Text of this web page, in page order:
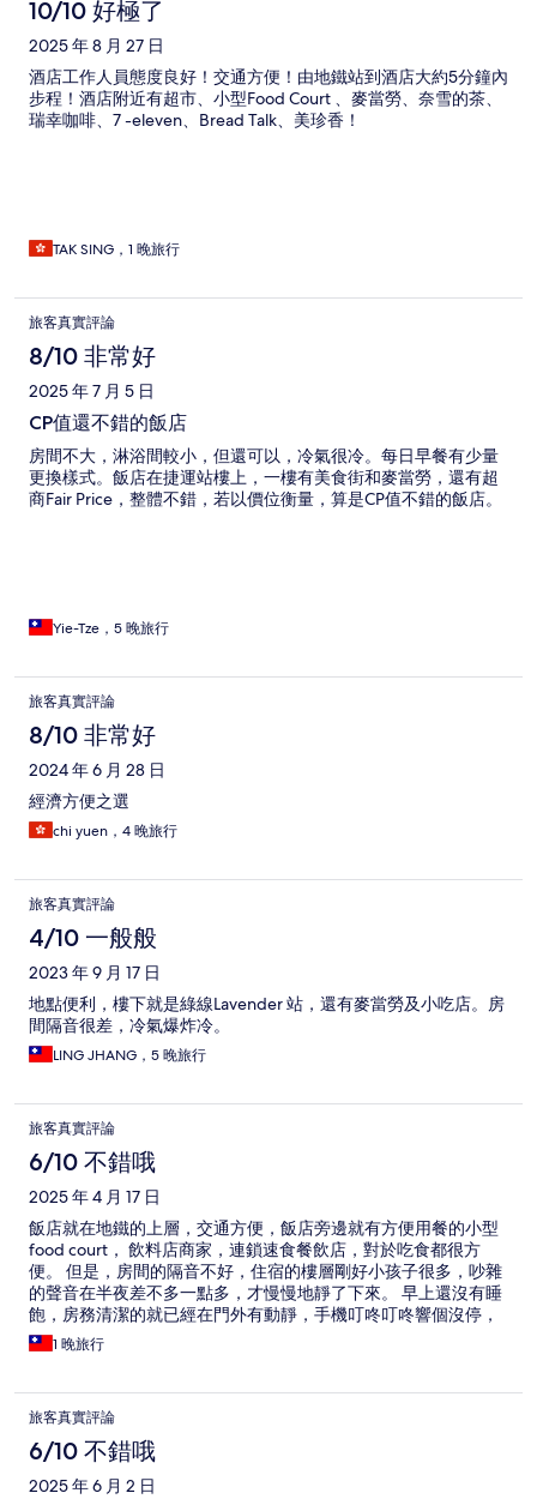
10/10 好極了
2025 年 8 月 27 日
酒店工作人員態度良好！交通方便！由地鐵站到酒店大約5分鐘內
步程！酒店附近有超市、小型Food Court 、麥當勞、奈雪的茶、
瑞幸咖啡、7 -eleven、Bread Talk、美珍香！
TAK SING，1 晚旅行
旅客真實評論
8/10 非常好
2025 年 7 月 5 日
CP值還不錯的飯店
房間不大，淋浴間較小，但還可以，冷氣很冷。每日早餐有少量
更換樣式。飯店在捷運站樓上，一樓有美食街和麥當勞，還有超
商Fair Price，整體不錯，若以價位衡量，算是CP值不錯的飯店。
Yie-Tze，5 晚旅行
旅客真實評論
8/10 非常好
2024 年 6 月 28 日
經濟方便之選
chi yuen，4 晚旅行
旅客真實評論
4/10 一般般
2023 年 9 月 17 日
地點便利，樓下就是綠線Lavender 站，還有麥當勞及小吃店。房
間隔音很差，冷氣爆炸冷。
LING JHANG，5 晚旅行
旅客真實評論
6/10 不錯哦
2025 年 4 月 17 日
飯店就在地鐵的上層，交通方便，飯店旁邊就有方便用餐的小型
food court， 飲料店商家，連鎖速食餐飲店，對於吃食都很方
便。 但是，房間的隔音不好，住宿的樓層剛好小孩子很多，吵雜
的聲音在半夜差不多一點多，才慢慢地靜了下來。 早上還沒有睡
飽，房務清潔的就已經在門外有動靜，手機叮咚叮咚響個沒停，
聲音還很是大聲，清潔車櫃還敲到了我的房間，可見很不專業。
1 晚旅行
旅客真實評論
6/10 不錯哦
2025 年 6 月 2 日